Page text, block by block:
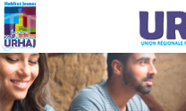
Aller au contenu principal